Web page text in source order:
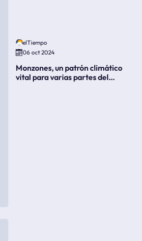
elTiempo
06 oct 2024
Monzones, un patrón climático
vital para varias partes del